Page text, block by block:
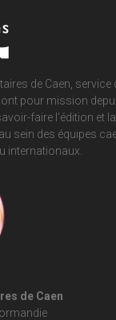
de Caen,
, ont pour mission
faire l'édition et
sein des équipes
internationaux.
de Caen